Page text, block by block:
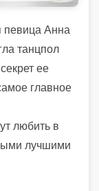
певица Анна
танцпол
ее
главное
любить в
лучшими